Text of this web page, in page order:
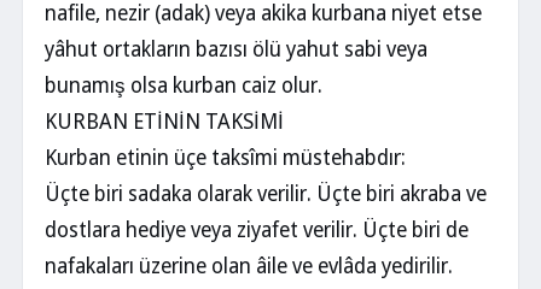
nafile, nezir (adak) veya akika kurbana niyet etse
yâhut ortakların bazısı ölü yahut sabi veya
bunamış olsa kurban caiz olur.
KURBAN ETİNİN TAKSİMİ
Kurban etinin üçe taksîmi müstehabdır:
Üçte biri sadaka olarak verilir. Üçte biri akraba ve
dostlara hediye veya ziyafet verilir. Üçte biri de
nafakaları üzerine olan âile ve evlâda yedirilir.